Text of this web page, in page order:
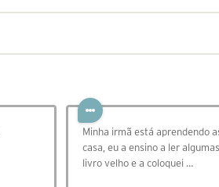
⁣Minha irmã está aprendendo
casa, eu a ensino a ler
livro velho e a coloquei …